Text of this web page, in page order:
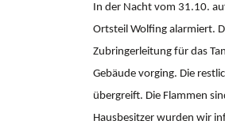
In der Nacht vom 31.10.
Ortsteil Wolfing alarmiert.
Zubringerleitung für das
Gebäude vorging. Die
übergreift. Die Flammen
Hausbesitzer wurden wir